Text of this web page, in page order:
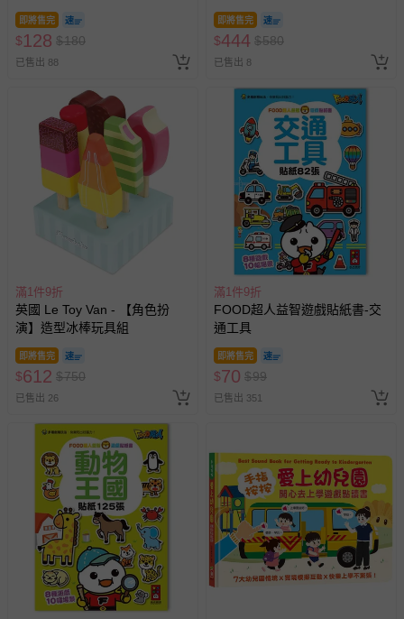
即將售完
$128 $180
已售出 88
即將售完
$444 $580
已售出 8
滿1件9折
英國 Le Toy Van - 【角色扮
演】造型冰棒玩具組
即將售完
$612 $750
已售出 26
滿1件9折
FOOD超人益智遊戲貼紙書-交
通工具
即將售完
$70 $99
已售出 351